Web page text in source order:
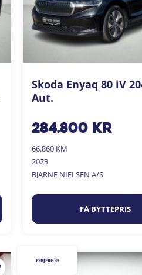
Skoda Enyaq 80 iV
Aut.
284.800 kr
66.860 KM
2023
BJARNE NIELSEN A/S
FÅ BYTTEPRIS
ESBJERG Ø